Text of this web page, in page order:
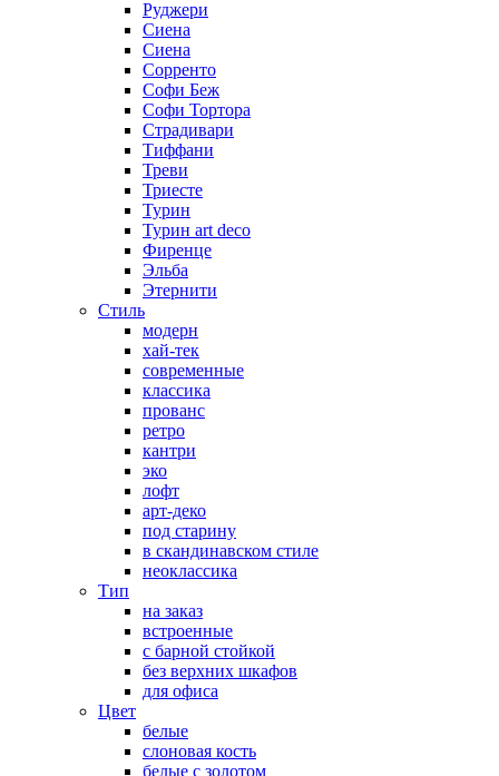
Руджери
Сиена
Сиена
Сорренто
Софи Беж
Софи Тортора
Страдивари
Тиффани
Треви
Триесте
Турин
Турин art deco
Фиренце
Эльба
Этернити
Стиль
модерн
хай-тек
современные
классика
прованс
ретро
кантри
эко
лофт
арт-деко
под старину
в скандинавском стиле
неоклассика
Тип
на заказ
встроенные
с барной стойкой
без верхних шкафов
для офиса
Цвет
белые
слоновая кость
белые с золотом